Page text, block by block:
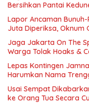
Bersihkan Pantai
Lapor Ancaman
Juta Diperiksa, Oknum
Jaga Jakarta On The
Warga Tolak Hoaks &
Lepas Kontingen
Harumkan Nama
Usai Sempat
ke Orang Tua Secara